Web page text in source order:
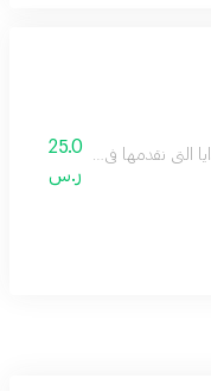
التي نقدمها في حياتنا ...
25.0
ر.س